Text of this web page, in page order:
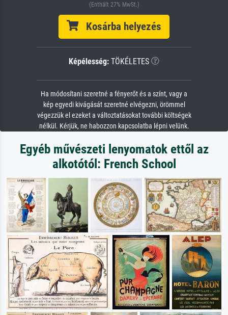
(Enthält 27% MwSt.)
Kosárba helyezés
Képélesség: TÖKÉLETES
Ha módosítani szeretné a fényerőt és a színt, vagy a
kép egyedi kivágását szeretné elvégezni, örömmel
végezzük el ezeket a változtatásokat további költségek
nélkül. Kérjük, ne habozzon kapcsolatba lépni velünk.
Egyéb művészeti lenyomatok ettől az
alkotótól: French School